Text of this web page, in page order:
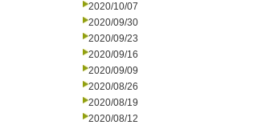
2020/10/07
2020/09/30
2020/09/23
2020/09/16
2020/09/09
2020/08/26
2020/08/19
2020/08/12